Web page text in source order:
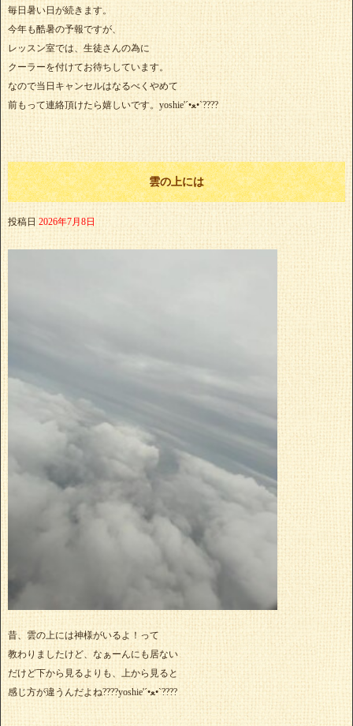
毎日暑い日が続きます。
今年も酷暑の予報ですが、
レッスン室では、生徒さんの為に
クーラーを付けてお待ちしています。
なので当日キャンセルはなるべくやめて
前もって連絡頂けたら嬉しいです。yoshie'‎´•ﻌ•`????
雲の上には
投稿日 2026年7月8日
昔、雲の上には神様がいるよ！って
教わりましたけど、なぁーんにも居ない
だけど下から見るよりも、上から見ると
感じ方が違うんだよね????︎yoshie'‎´•ﻌ•`????